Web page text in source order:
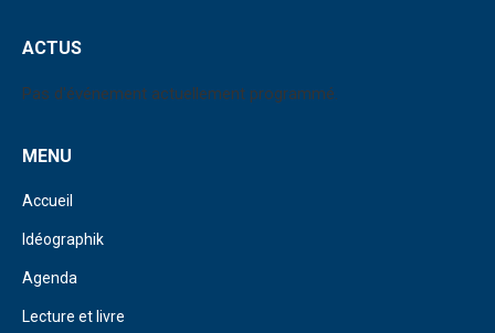
ACTUS
Pas d'événement actuellement programmé.
MENU
Accueil
Idéographik
Agenda
Lecture et livre